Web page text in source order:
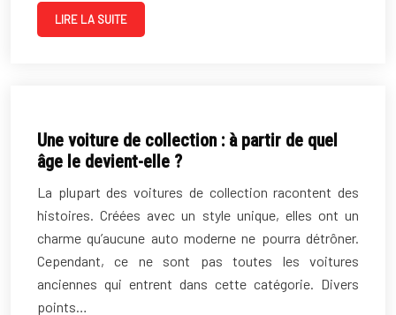
LIRE LA SUITE
Une voiture de collection : à partir de quel
âge le devient-elle ?
La plupart des voitures de collection racontent des
histoires. Créées avec un style unique, elles ont un
charme qu’aucune auto moderne ne pourra détrôner.
Cependant, ce ne sont pas toutes les voitures
anciennes qui entrent dans cette catégorie. Divers
points…